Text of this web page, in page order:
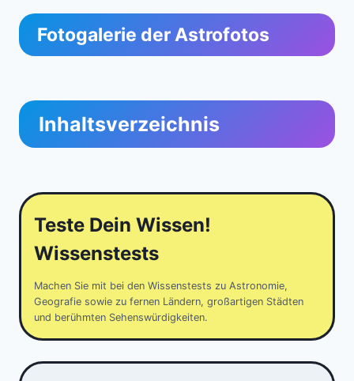
Fotogalerie der Astrofotos
Inhaltsverzeichnis
Teste Dein Wissen!
Wissenstests
Machen Sie mit bei den Wissenstests zu Astronomie,
Geografie sowie zu fernen Ländern, großartigen Städten
und berühmten Sehenswürdigkeiten.